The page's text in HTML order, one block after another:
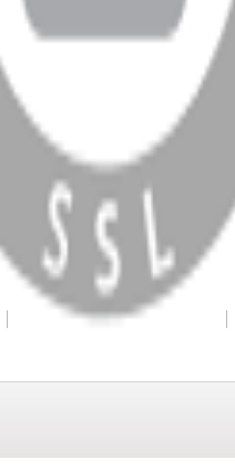
Facebook Instagram YouTube
Dükkan Hifi. Tüm Hakları Saklıdır
Kullanım Koşulları ve Gizlilik